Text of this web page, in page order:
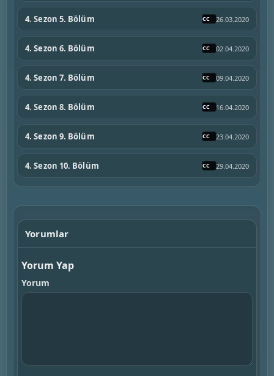
4. Sezon 5. Bölüm 26.03.2020
4. Sezon 6. Bölüm 02.04.2020
4. Sezon 7. Bölüm 09.04.2020
4. Sezon 8. Bölüm 16.04.2020
4. Sezon 9. Bölüm 23.04.2020
4. Sezon 10. Bölüm 29.04.2020
Yorumlar
Yorum Yap
Yorum